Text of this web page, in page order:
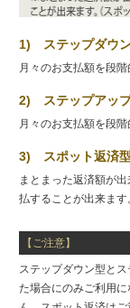
1) ステップダウ
月々のお支払額を段階
2) ステップアッ
月々のお支払額を段階
3) スポット返済型
まとまった返済額が
払することが出来ます
【ご注意】
ステップダウン型と
た場合にのみご利用